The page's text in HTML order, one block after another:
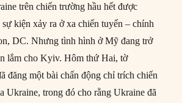
trên chiến trường hầu hết được
kiện xảy ra ở xa chiến tuyến – chính
DC. Nhưng tình hình ở Mỹ đang trở
lắm cho Kyiv. Hôm thứ Hai, tờ
đăng một bài chấn động chỉ trích chiến
Ukraine, trong đó cho rằng Ukraine đã